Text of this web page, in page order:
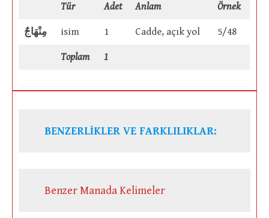
Tür Adet Anlam Örnek
مِنْهَاجٌ isim 1 Cadde, açık yol 5/48
Toplam 1
BENZERLİKLER VE FARKLILIKLAR:
Benzer Manada Kelimeler